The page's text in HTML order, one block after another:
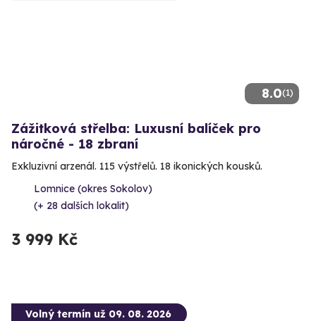
8.0(1)
Zážitková střelba: Luxusní balíček pro
náročné - 18 zbraní
Exkluzivní arzenál. 115 výstřelů. 18 ikonických kousků.
Lomnice (okres Sokolov)
(+ 28 dalších lokalit)
3 999 Kč
Volný termín už 09. 08. 2026